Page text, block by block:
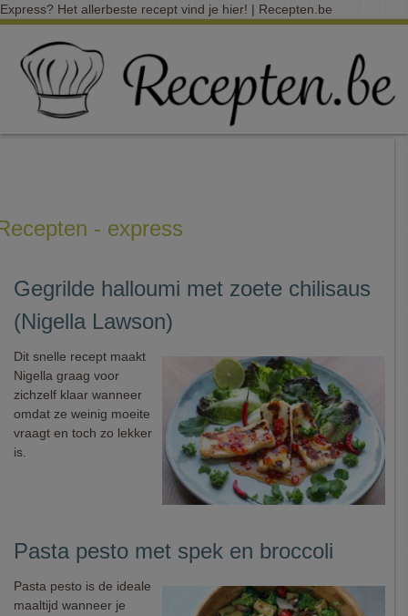
Express? Het allerbeste recept vind je hier! | Recepten.be
- express
Gegrilde halloumi met zoete chilisaus
(Nigella Lawson)
Dit snelle recept maakt
Nigella graag voor
zichzelf klaar wanneer
omdat ze weinig moeite
vraagt en toch zo lekker
is.
Pasta pesto met spek en broccoli
Pasta pesto is de ideale
maaltijd wanneer je